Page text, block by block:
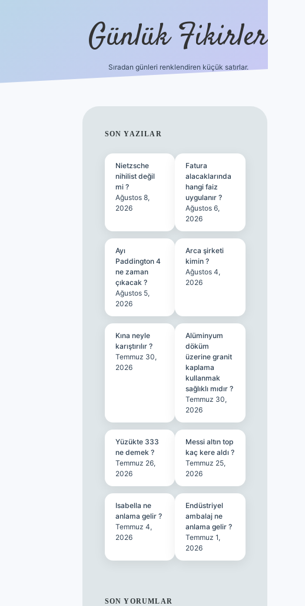
Günlük Fikirler
Sıradan günleri renklendiren küçük satırlar.
SIDEBAR
SON YAZILAR
Nietzsche
nihilist değil
mi ?
Ağustos 8,
2026
Fatura
alacaklarında
hangi faiz
uygulanır ?
Ağustos 6,
2026
Ayı
Paddington 4
ne zaman
çıkacak ?
Ağustos 5,
2026
Arca şirketi
kimin ?
Ağustos 4,
2026
Kına neyle
karıştırılır ?
Temmuz 30,
2026
Alüminyum
döküm
üzerine granit
kaplama
kullanmak
sağlıklı mıdır ?
Temmuz 30,
2026
Yüzükte 333
ne demek ?
Temmuz 26,
2026
Messi altın top
kaç kere aldı ?
Temmuz 25,
2026
Isabella ne
anlama gelir ?
Temmuz 4,
2026
Endüstriyel
ambalaj ne
anlama gelir ?
Temmuz 1,
2026
SON YORUMLAR
ilbet güncel